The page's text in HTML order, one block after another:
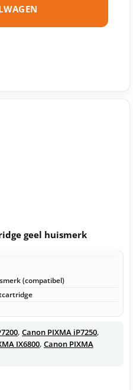
geel huismerk
(compatibel)
, Canon PIXMA iP7250,
IX6800, Canon PIXMA